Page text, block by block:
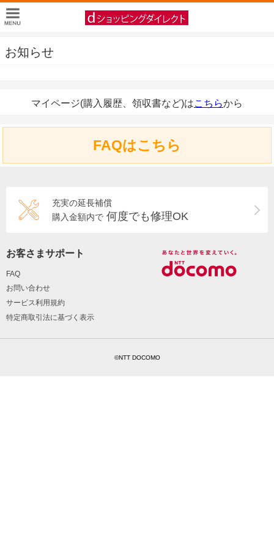
お知らせ
マイページ(購入履歴、領収書など)はこちらから
FAQはこちら
充実の延長補償
購入金額内で 何度でも修理OK
お客さまサポート
FAQ
お問い合わせ
サービス利用規約
特定商取引法に基づく表示
©NTT DOCOMO